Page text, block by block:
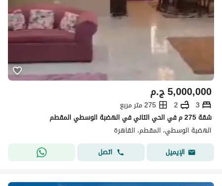
ج.م5,000,000
3
2
275 متر مربع
شقة 275 م في الحي التاني في الهضبة الوسطي المقطم
الهضبة الوسطي، المقطم، القاهرة
الإيميل
اتصل